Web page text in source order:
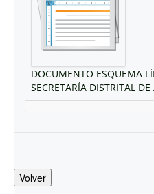
DOCUMENTO ESQUEMA
SECRETARÍA DISTRITAL
Volver